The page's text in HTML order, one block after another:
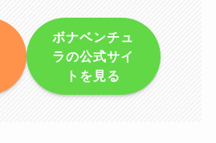
ボナベンチュ
ラの公式サイ
トを見る